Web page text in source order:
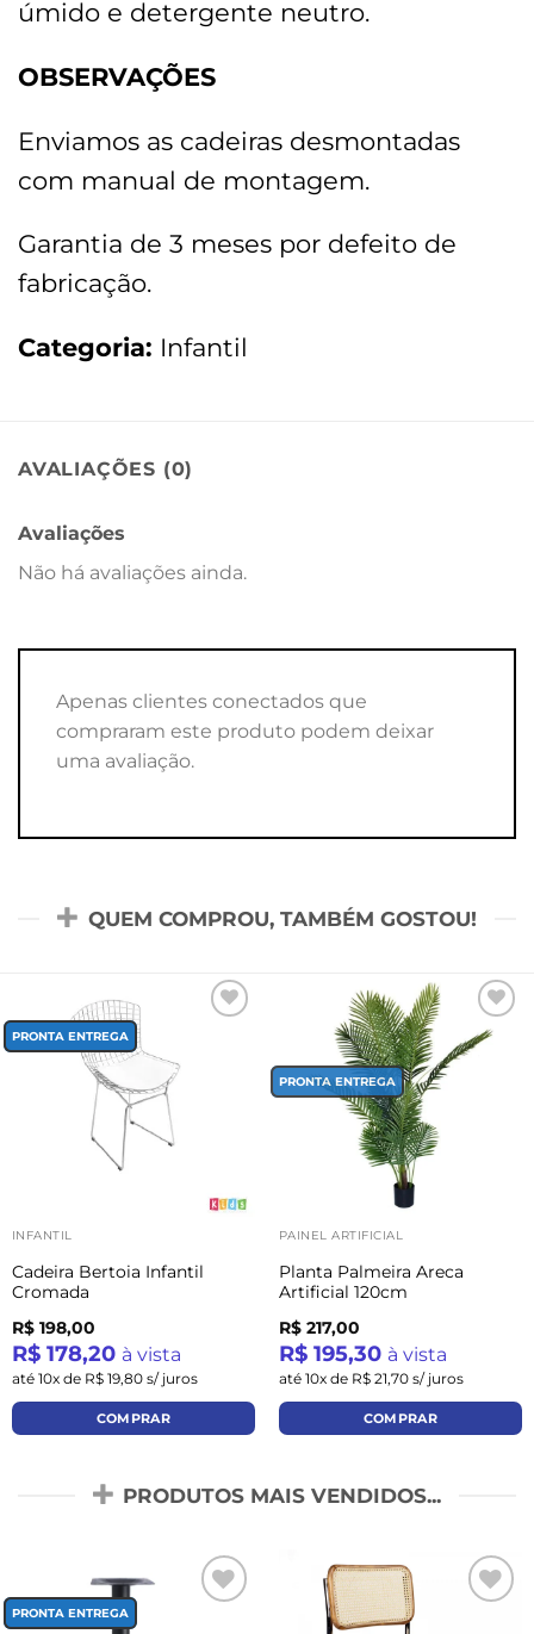
úmido e detergente neutro.
OBSERVAÇÕES
Enviamos as cadeiras desmontadas
com manual de montagem.
Garantia de 3 meses por defeito de
fabricação.
Categoria: Infantil
AVALIAÇÕES (0)
Avaliações
Não há avaliações ainda.
Apenas clientes conectados que
compraram este produto podem deixar
uma avaliação.
QUEM COMPROU, TAMBÉM GOSTOU!
PRONTA ENTREGA
Add to
INFANTIL
Cadeira Bertoia Infantil
Cromada
R$ 198,00
R$ 178,20 à vista
até 10x de R$ 19,80 s/ juros
COMPRAR
PRONTA ENTREGA
Add to
wishlist
PAINEL ARTIFICIAL
Planta Palmeira Areca
Artificial 120cm
R$ 217,00
R$ 195,30 à vista
até 10x de R$ 21,70 s/ juros
COMPRAR
PRODUTOS MAIS VENDIDOS...
PRONTA ENTREGA
Add to
Add to